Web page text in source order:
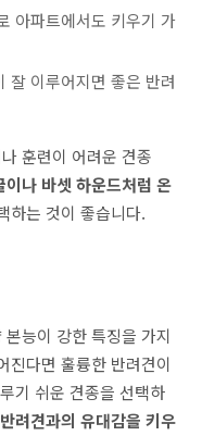
아파트에서도 키우기 가
잘 이루어지면 좋은 반려
훈련이 어려운 견종
이나 바셋 하운드처럼 온
하는 것이 좋습니다.
능이 강한 특징을 가지
진다면 훌륭한 반려견이
기 쉬운 견종을 선택하
려견과의 유대감을 키우